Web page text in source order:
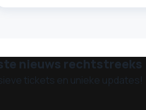
nieuws rechtstreeks
tickets en unieke updates!